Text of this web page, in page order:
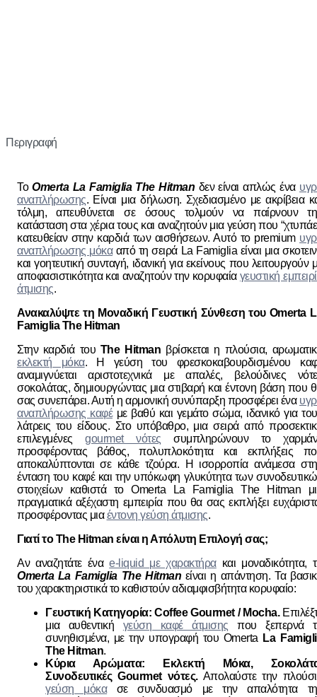
Περιγραφή
ΤοOmerta La Famiglia The Hitman δεν είναι απλώς ένα
αναπλήρωσης. Είναι μια δήλωση. Σχεδιασμένο με ακρίβεια
τόλμη, απευθύνεται σε όσους τολμούν να παίρνουν
κατάσταση στα χέρια τους και αναζητούν μια γεύση που
κατευθείαν στην καρδιά των αισθήσεων. Αυτό το premium
αναπλήρωσης μόκααπό τη σειρά La Famiglia είναι μια
και γοητευτική συνταγή, ιδανική για εκείνους που λειτουργούν
αποφασιστικότητα και αναζητούν την κορυφαία γευστική
άτμισης.
Ανακαλύψτε τη Μοναδική Γευστική Σύνθεση του Omerta
Famiglia The Hitman
Στην καρδιά του The Hitman βρίσκεται η πλούσια,
εκλεκτή μόκα. Η γεύση του φρεσκοκαβουρδισμένου
αναμιγνύεται αριστοτεχνικά με απαλές, βελούδινες
σοκολάτας, δημιουργώντας μια στιβαρή και έντονη βάση που
σας συνεπάρει. Αυτή η αρμονική συνύπαρξη προσφέρει ένα
αναπλήρωσης καφέμε βαθύ και γεμάτο σώμα, ιδανικό για
λάτρεις του είδους. Στο υπόβαθρο, μια σειρά από
επιλεγμένες gourmet νότες συμπληρώνουν το
προσφέροντας βάθος, πολυπλοκότητα και εκπλήξεις
αποκαλύπτονται σε κάθε τζούρα. Η ισορροπία ανάμεσα
ένταση του καφέ και την υπόκωφη γλυκύτητα των
στοιχείων καθιστά το Omerta La Famiglia The Hitman
πραγματικά αξέχαστη εμπειρία που θα σας εκπλήξει
προσφέροντας μιαέντονη γεύση άτμισης.
Γιατί το The Hitman είναι η Απόλυτη Επιλογή σας;
Αν αναζητάτε έναe-liquid με χαρακτήρακαι μοναδικότητα,
Omerta La Famiglia The Hitman είναι η απάντηση. Τα
του χαρακτηριστικά το καθιστούν αδιαμφισβήτητα κορυφαίο:
Γευστική Κατηγορία: Coffee Gourmet / Mocha.
μια αυθεντική γεύση καφέ άτμισης που ξεπερνά
συνηθισμένα, με την υπογραφή του Omerta La
The Hitman.
Κύρια Αρώματα: Εκλεκτή Μόκα,
Συνοδευτικές Gourmet νότες.Απολαύστε την
γεύση μόκασε συνδυασμό με την απαλότητα